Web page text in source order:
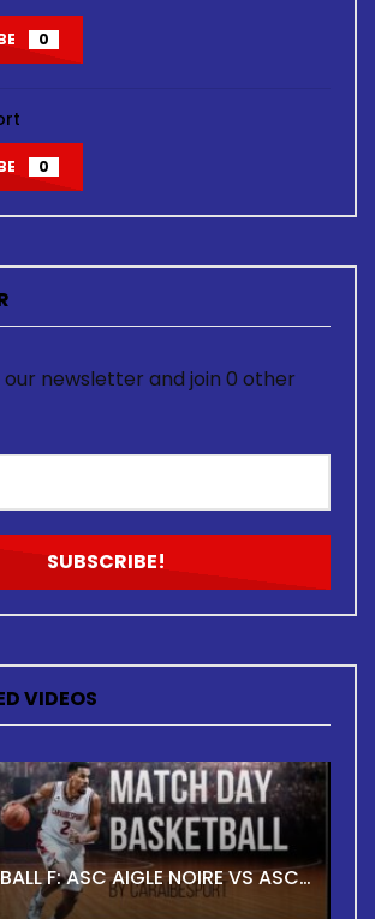
0
0
newsletter and join 0 other
VIDEOS
BASKETBALL F: ASC AIGLE NOIRE VS ASC TOUR